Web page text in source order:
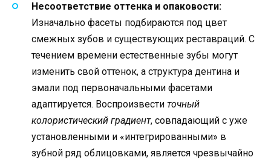
Несоответствие оттенка и опаковости:
Изначально фасеты подбираются под цвет
смежных зубов и существующих реставраций. С
течением времени естественные зубы могут
изменить свой оттенок, а структура дентина и
эмали под первоначальными фасетами
адаптируется. Воспроизвести точный
колористический градиент, совпадающий с уже
установленными и «интегрированными» в
зубной ряд облицовками, является чрезвычайно